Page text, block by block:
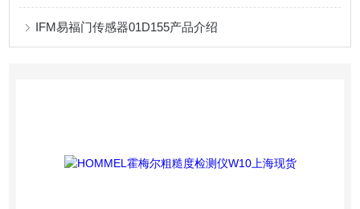
IFM易福门传感器01D155产品介绍